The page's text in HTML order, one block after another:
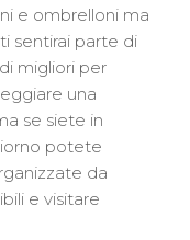
e ombrelloni ma
sentirai parte di
migliori per
una
se siete in
potete
da
e visitare